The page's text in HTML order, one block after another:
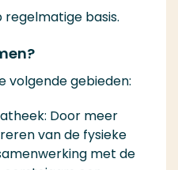
regelmatige basis.
volgende gebieden:
Door meer
van de fysieke
met de